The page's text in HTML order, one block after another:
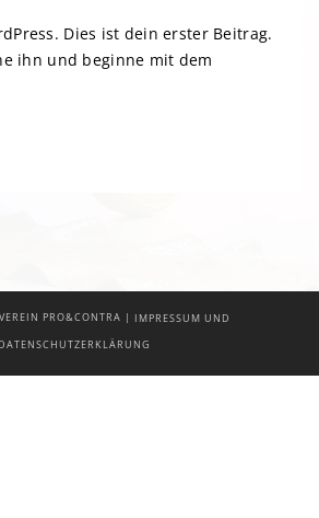
Dies ist dein erster Beitrag.
ihn und beginne mit dem
PRO&CONTRA | IMPRESSUM UND
DATENSCHUTZERKLÄRUNG